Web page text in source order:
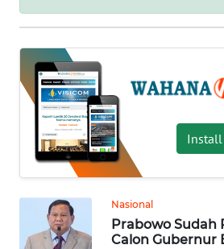
Install
Nasional
Prabowo Sudah
Calon Gubernur
UTAMA
SERBA-
SERBI
PERISTIWA
TOKOH
OPINI